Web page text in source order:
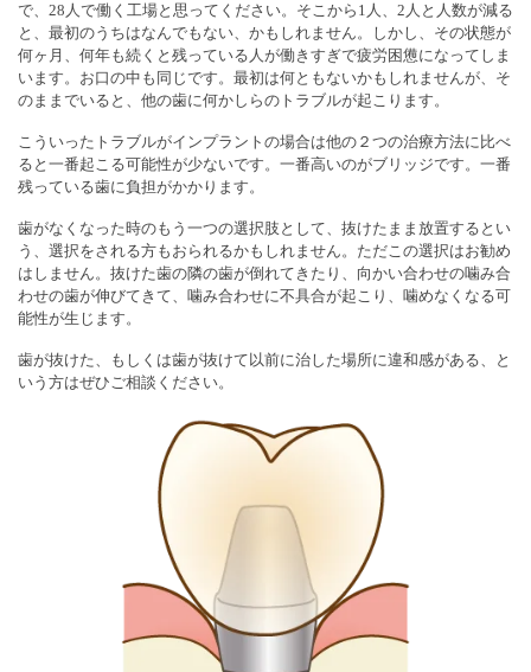
で、28人で働く工場と思ってください。そこから1人、2人と人数が減る
と、最初のうちはなんでもない、かもしれません。しかし、その状態が
何ヶ月、何年も続くと残っている人が働きすぎで疲労困憊になってしま
います。お口の中も同じです。最初は何ともないかもしれませんが、そ
のままでいると、他の歯に何かしらのトラブルが起こります。
こういったトラブルがインプラントの場合は他の２つの治療方法に比べ
ると一番起こる可能性が少ないです。一番高いのがブリッジです。一番
残っている歯に負担がかかります。
歯がなくなった時のもう一つの選択肢として、抜けたまま放置するとい
う、選択をされる方もおられるかもしれません。ただこの選択はお勧め
はしません。抜けた歯の隣の歯が倒れてきたり、向かい合わせの噛み合
わせの歯が伸びてきて、噛み合わせに不具合が起こり、噛めなくなる可
能性が生じます。
歯が抜けた、もしくは歯が抜けて以前に治した場所に違和感がある、と
いう方はぜひご相談ください。